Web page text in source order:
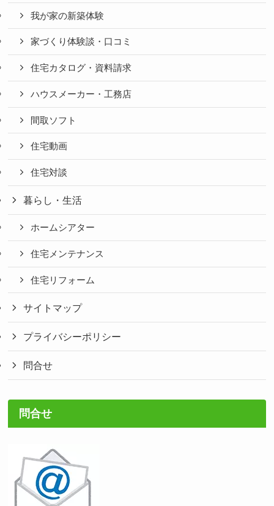
我が家の新築体験
家づくり体験談・口コミ
住宅カタログ・資料請求
ハウスメーカー・工務店
間取ソフト
住宅動画
住宅対談
暮らし・生活
ホームシアター
住宅メンテナンス
住宅リフォーム
サイトマップ
プライバシーポリシー
問合せ
問合せ